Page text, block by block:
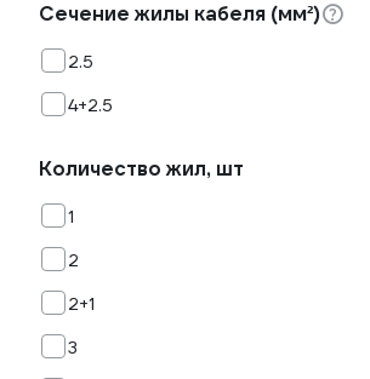
Сечение жилы кабеля (мм²)
2.5
4+2.5
Количество жил, шт
1
2
2+1
3